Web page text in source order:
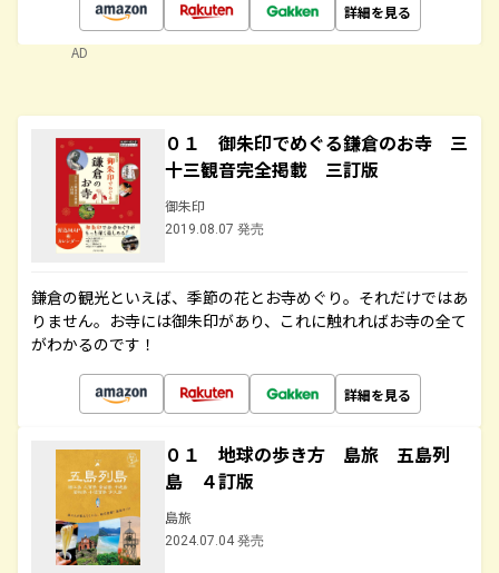
詳細を見る
AD
０１ 御朱印でめぐる鎌倉のお寺 三
十三観音完全掲載 三訂版
御朱印
2019.08.07 発売
鎌倉の観光といえば、季節の花とお寺めぐり。それだけではあ
りません。お寺には御朱印があり、これに触れればお寺の全て
がわかるのです！
詳細を見る
０１ 地球の歩き方 島旅 五島列
島 ４訂版
島旅
2024.07.04 発売